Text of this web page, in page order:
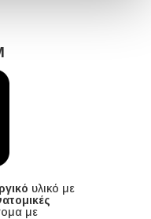
υλικό με
με